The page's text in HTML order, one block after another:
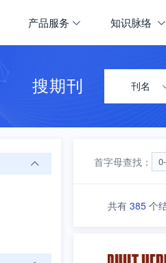
产品服务 知识脉络
首页 学科导航
搜期刊 刊名
首字母查找：
共有 385 个